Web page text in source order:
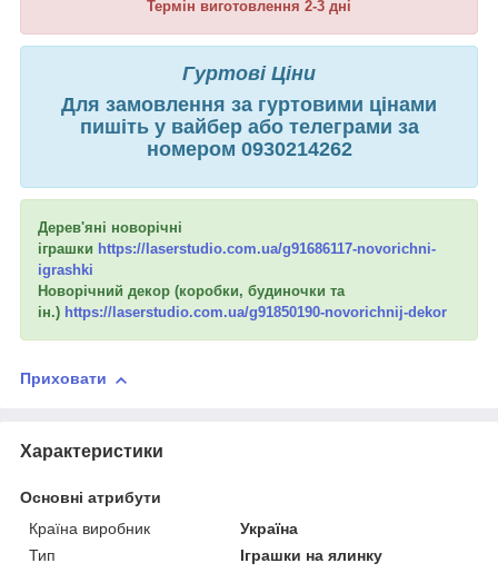
Термін виготовлення 2-3 дні
Гуртові Ціни
Для замовлення за гуртовими цінами
пишіть у вайбер або телеграми за
номером 0930214262
Дерев'яні новорічні
іграшки https://laserstudio.com.ua/g91686117-novorichni-
igrashki
Новорічний декор (коробки, будиночки та
ін.) https://laserstudio.com.ua/g91850190-novorichnij-dekor
Приховати
Характеристики
Основні атрибути
Країна виробник
Україна
Тип
Іграшки на ялинку